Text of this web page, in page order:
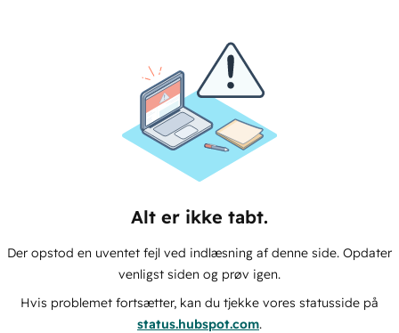
Alt er ikke tabt.
Der opstod en uventet fejl ved indlæsning af denne side. Opdater
venligst siden og prøv igen.
Hvis problemet fortsætter, kan du tjekke vores statusside på
status.hubspot.com.